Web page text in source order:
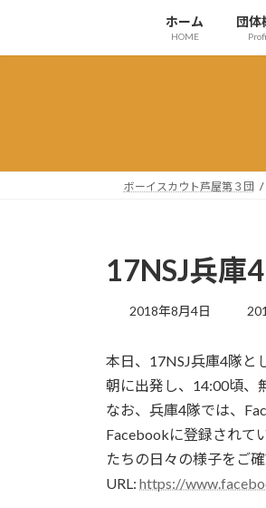
テ
ゲ
ホーム
HOME
団体
ボーイスカウト芦屋第３団
17NSJ兵庫
2018年8月4日
最
新
日
時
:
本日、17NSJ兵庫4隊と
朝に出発し、14:00頃、
なお、兵庫4隊では、
Facebookに登録されて
たちの日々の様子をご確
URL: https://